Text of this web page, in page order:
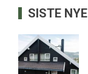
SISTE NYE